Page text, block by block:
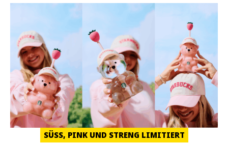
SÜSS, PINK UND STRENG LIMITIERT